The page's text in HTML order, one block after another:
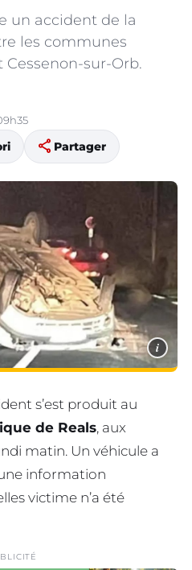
un accident de la
les communes
sur-Orb.
share Partager
i
s’est produit au
de Reals, aux
matin. Un véhicule a
information
victime n’a été